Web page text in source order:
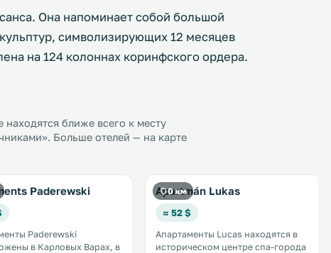
Она напоминает собой большой
символизирующих 12 месяцев
на 124 колоннах коринфского ордера.
ближе всего к месту
Больше отелей — на карте
Paderewski
Paderewski
в Карловых Варах, в
0 км
Apartmán Lukas
≈ 52 $
Апартаменты Lucas находятся в
историческом центре спа-города